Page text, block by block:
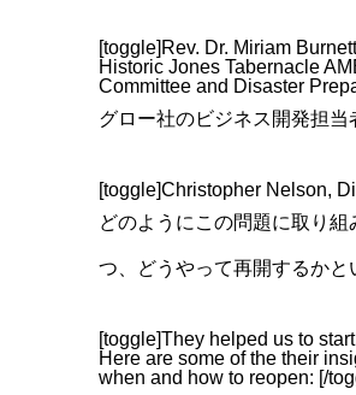
[toggle]Rev. Dr. Miriam
Historic Jones Tabernacle
Committee and Disaster
グロー社のビジネス開発担当
[toggle]Christopher Nelson,
どのようにこの問題に取り
つ、どうやって再開するかと
[toggle]They helped us to
Here are some of the their
when and how to reopen: [/